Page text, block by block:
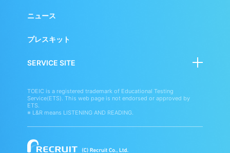
ニュース
プレスキット
SERVICE SITE
スタディサプリENGLISH
学校向けサービス
スタディサプリ進路
TOEIC is a registered trademark of Educational Testing
Service(ETS). This web page is not endorsed or approved by
ETS.
※ L&R means LISTENING AND READING.